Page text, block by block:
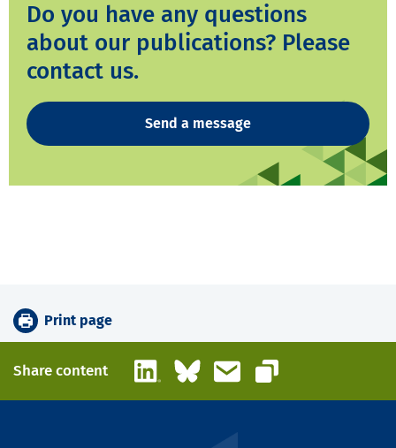
Do you have any questions
about our publications? Please
contact us.
Send a message
Print page
Share content LinkedInBlueskyEmail
Copy link